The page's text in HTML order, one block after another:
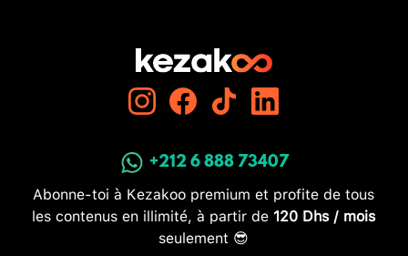
+212 6 888 73407
Abonne-toi à Kezakoo premium et profite de tous
les contenus en illimité, à partir de 120 Dhs / mois
seulement 😎